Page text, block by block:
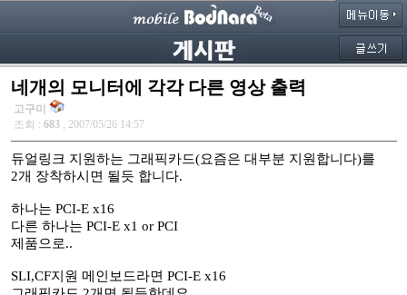
네개의 모니터에 각각 다른 영상 출력
고구미
조회 : 683 , 2007/05/26 14:57
듀얼링크 지원하는 그래픽카드(요즘은 대부분 지원합니다)를
2개 장착하시면 될듯 합니다.
하나는 PCI-E x16
다른 하나는 PCI-E x1 or PCI
제품으로..
SLI,CF지원 메인보드라면 PCI-E x16